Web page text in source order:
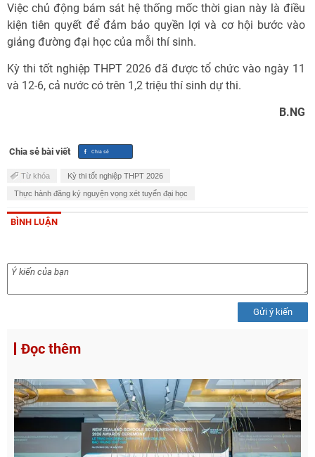
Việc chủ động bám sát hệ thống mốc thời gian này là điều
kiện tiên quyết để đảm bảo quyền lợi và cơ hội bước vào
giảng đường đại học của mỗi thí sinh.
Kỳ thi tốt nghiệp THPT 2026 đã được tổ chức vào ngày 11
và 12-6, cả nước có trên 1,2 triệu thí sinh dự thi.
B.NG
Chia sẻ bài viết
Từ khóa Kỳ thi tốt nghiệp THPT 2026
Thực hành đăng ký nguyện vọng xét tuyển đại học
BÌNH LUẬN
Gửi ý kiến
Đọc thêm